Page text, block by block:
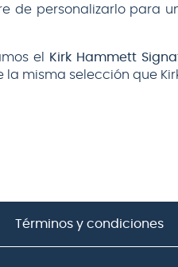
de personalizarlo para
el Kirk Hammett
misma selección que
Términos y condiciones